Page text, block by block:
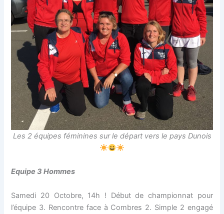
Les 2 équipes féminines sur le départ vers le pays Dunois
Equipe 3 Hommes
Samedi 20 Octobre, 14h ! Début de championnat pour
l’équipe 3. Rencontre face à Combres 2. Simple 2 engagé